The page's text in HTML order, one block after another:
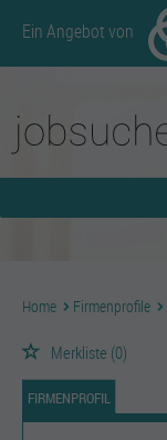
Ein Angebot von
Home Firmenprofile
Merkliste (0)
FIRMENPROFIL